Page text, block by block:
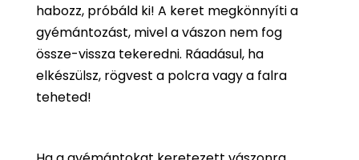
habozz, próbáld ki! A keret megkönnyíti a
gyémántozást, mivel a vászon nem fog
össze-vissza tekeredni. Ráadásul, ha
elkészülsz, rögvest a polcra vagy a falra
teheted!